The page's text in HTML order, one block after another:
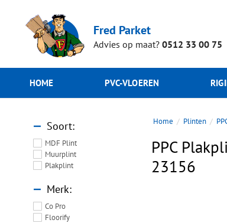
Fred Parket
Advies op maat? 0512 33 00 75
HOME PVC-VLOEREN
Soort
MDF Plint
Muurplint
Plakplint
Merk
Co Pro
Floorify
Home Plinten
PPC
23156